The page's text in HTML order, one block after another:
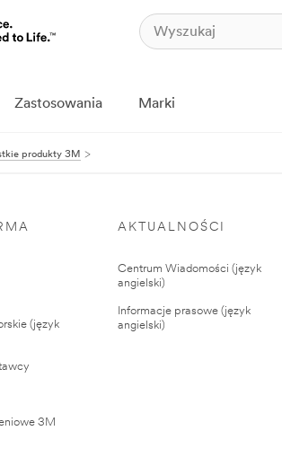
Zastosowania Marki
produkty 3M
(język
3M
AKTUALNOŚCI
Centrum Wiadomości (język
angielski)
Informacje prasowe (język
angielski)